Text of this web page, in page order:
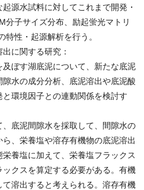
源水試料に対してこれまで開発・
分子サイズ分布、励起蛍光マトリ
特性・起源解析を行う。
に関する研究：
ぼす湖底泥について、新たな底泥
水の成分分析、底泥溶出や底泥酸
環境因子との連動関係を検討す
底泥間隙水を採取して、間隙水の
、栄養塩や溶存有機物の底泥溶出
養塩に加えて、栄養塩フラックス
クスを算定する必要がある。有機
溶出すると考えられる。溶存有機